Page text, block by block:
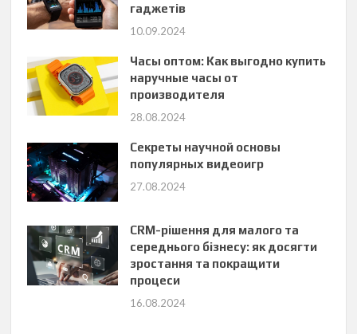
гаджетів
10.09.2024
Часы оптом: Как выгодно купить
наручные часы от
производителя
28.08.2024
Секреты научной основы
популярных видеоигр
27.08.2024
CRM-рішення для малого та
середнього бізнесу: як досягти
зростання та покращити
процеси
16.08.2024